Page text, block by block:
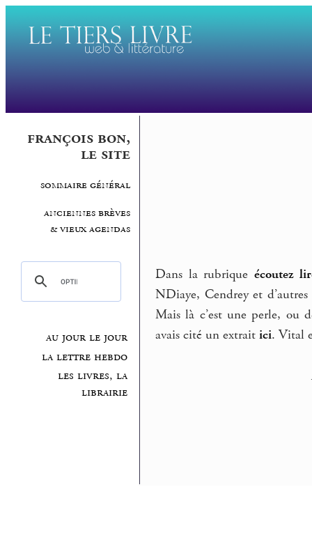
françois bon,
le site
sommaire général
anciennes brèves
& vieux agendas
au jour le jour
la lettre hebdo
les livres, la
librairie
Dans la rubriqueécoutez
NDiaye, Cendrey et
Mais là c’est une perle,
avais cité un extraitici. Vital